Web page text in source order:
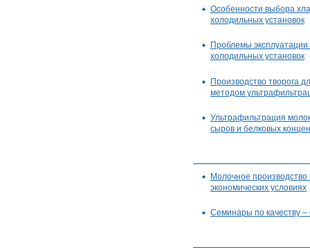
Особенности выбора
холодильных установок
Проблемы
холодильных установок
Производство творога
методом
Ультрафильтрация
сыров и белковых
Молочное производство
экономических условиях
Семинары по качеству